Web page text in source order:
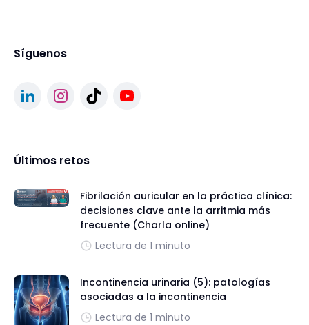
Síguenos
Últimos retos
Fibrilación auricular en la práctica clínica:
decisiones clave ante la arritmia más
frecuente (Charla online)
Lectura de 1 minuto
Incontinencia urinaria (5): patologías
asociadas a la incontinencia
Lectura de 1 minuto